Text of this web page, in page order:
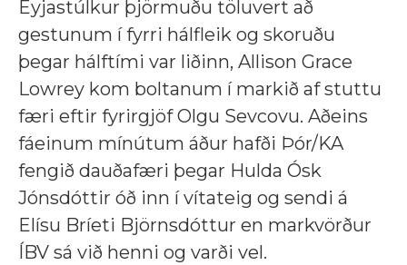
Eyjastúlkur þjörmuðu töluvert að
gestunum í fyrri hálfleik og skoruðu
þegar hálftími var liðinn, Allison Grace
Lowrey kom boltanum í markið af stuttu
færi eftir fyrirgjöf Olgu Sevcovu. Aðeins
fáeinum mínútum áður hafði Þór/KA
fengið dauðafæri þegar Hulda Ósk
Jónsdóttir óð inn í vítateig og sendi á
Elísu Bríeti Björnsdóttur en markvörður
ÍBV sá við henni og varði vel.